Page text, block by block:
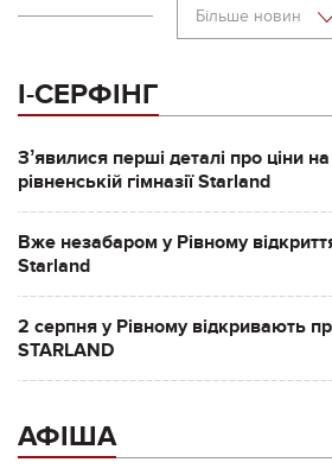
Більше новин
І-СЕРФІНГ
Зʼявилися перші деталі про ціни
рівненській гімназії Starland
Вже незабаром у Рівному відкриття
Starland
2 серпня у Рівному відкривають
STARLAND
АФІША